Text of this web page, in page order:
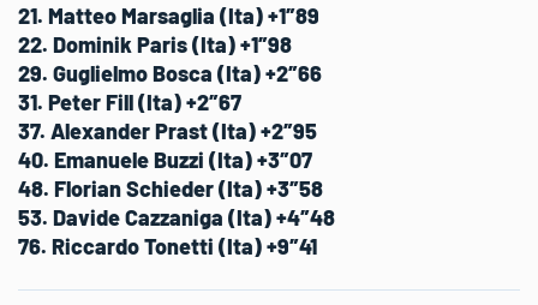
21. Matteo Marsaglia (Ita) +1″89
22. Dominik Paris (Ita) +1″98
29. Guglielmo Bosca (Ita) +2″66
31. Peter Fill (Ita) +2″67
37. Alexander Prast (Ita) +2″95
40. Emanuele Buzzi (Ita) +3″07
48. Florian Schieder (Ita) +3″58
53. Davide Cazzaniga (Ita) +4″48
76. Riccardo Tonetti (Ita) +9″41